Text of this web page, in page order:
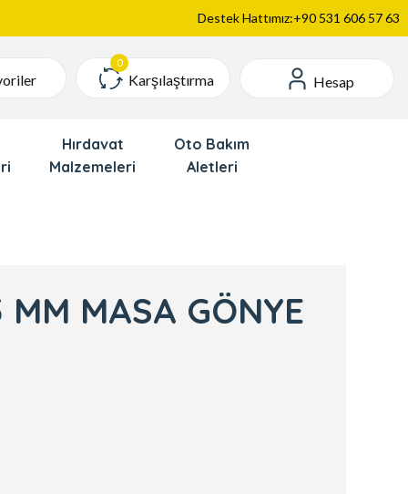
Destek Hattımız:+90 531 606 57 63
Karşılaştırma Hesap
Hırdavat
Malzemeleri
Oto Bakım
Aletleri
MASA GÖNYE